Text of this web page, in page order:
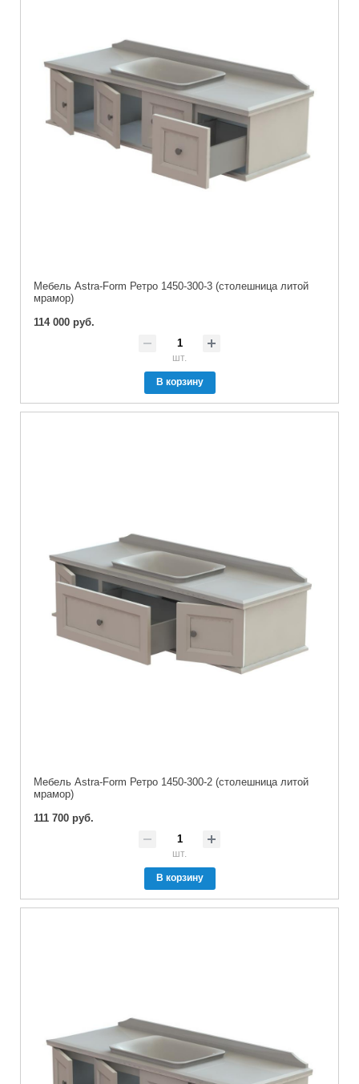
Мебель Astra-Form Ретро 1450-300-3 (столешница литой
мрамор)
114 000 руб.
шт.
В корзину
Мебель Astra-Form Ретро 1450-300-2 (столешница литой
мрамор)
111 700 руб.
шт.
В корзину